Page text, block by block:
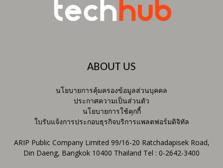
ABOUT US
นโยบายการคุ้มครองข้อมูลส่วนบุคคล
ประกาศความเป็นส่วนตัว
นโยบายการใช้คุกกี้
ใบรับแจ้งการประกอบธุรกิจบริการแพลตฟอร์มดิจิทัล
ARIP Public Company Limited 99/16-20 Ratchadapisek Road,
Din Daeng, Bangkok 10400 Thailand Tel : 0-2642-3400